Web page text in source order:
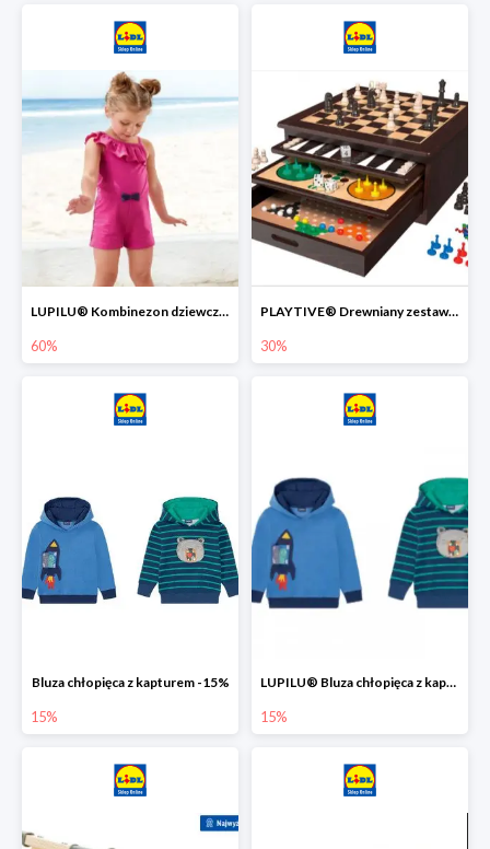
LUPILU® Kombinezon dziewczęcy z bawełny
60%
PLAYTIVE® Drewniany zestaw gier 10 w 1
30%
Bluza chłopięca z kapturem -15%
15%
LUPILU® Bluza chłopięca z kapturem
15%